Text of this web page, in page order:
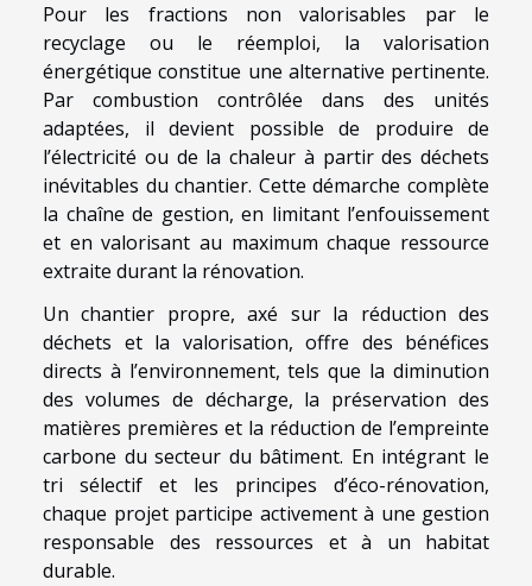
Pour les fractions non valorisables par le
recyclage ou le réemploi, la valorisation
énergétique constitue une alternative pertinente.
Par combustion contrôlée dans des unités
adaptées, il devient possible de produire de
l’électricité ou de la chaleur à partir des déchets
inévitables du chantier. Cette démarche complète
la chaîne de gestion, en limitant l’enfouissement
et en valorisant au maximum chaque ressource
extraite durant la rénovation.
Un chantier propre, axé sur la réduction des
déchets et la valorisation, offre des bénéfices
directs à l’environnement, tels que la diminution
des volumes de décharge, la préservation des
matières premières et la réduction de l’empreinte
carbone du secteur du bâtiment. En intégrant le
tri sélectif et les principes d’éco-rénovation,
chaque projet participe activement à une gestion
responsable des ressources et à un habitat
durable.